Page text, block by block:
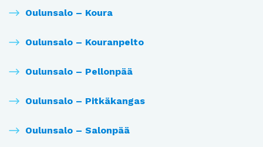
Oulunsalo – Koura
Oulunsalo – Kouranpelto
Oulunsalo – Pellonpää
Oulunsalo – Pitkäkangas
Oulunsalo – Salonpää